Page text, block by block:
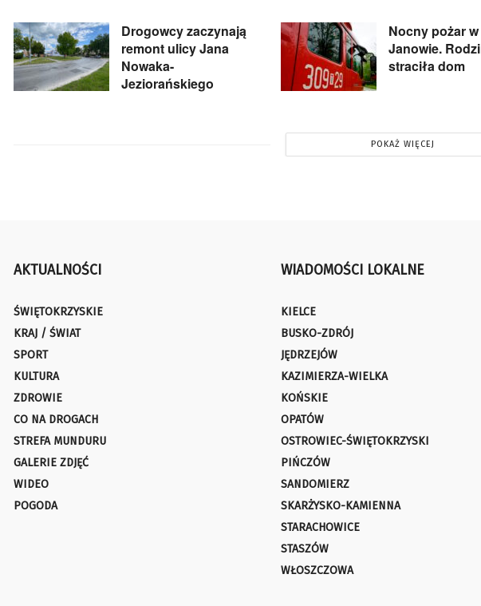
Drogowcy zaczynają
remont ulicy Jana
Nowaka-
Jeziorańskiego
Nocny pożar w
Janowie.
straciła dom
POKAŻ WIĘCEJ
AKTUALNOŚCI
ŚWIĘTOKRZYSKIE
KRAJ / ŚWIAT
SPORT
KULTURA
ZDROWIE
CO NA DROGACH
STREFA MUNDURU
GALERIE ZDJĘĆ
WIDEO
POGODA
WIADOMOŚCI LOKALNE
KIELCE
BUSKO-ZDRÓJ
JĘDRZEJÓW
KAZIMIERZA-WIELKA
KOŃSKIE
OPATÓW
OSTROWIEC-ŚWIĘTOKRZYSKI
PIŃCZÓW
SANDOMIERZ
SKARŻYSKO-KAMIENNA
STARACHOWICE
STASZÓW
WŁOSZCZOWA